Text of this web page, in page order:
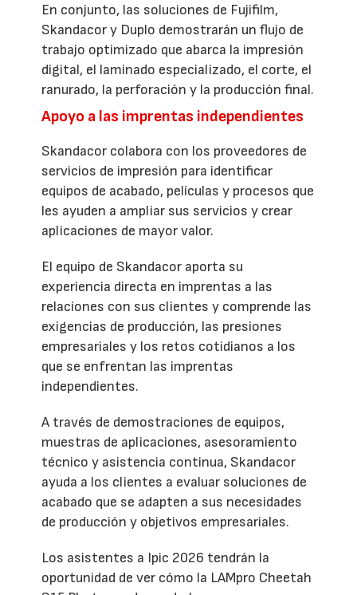
En conjunto, las soluciones de Fujifilm,
Skandacor y Duplo demostrarán un flujo de
trabajo optimizado que abarca la impresión
digital, el laminado especializado, el corte, el
ranurado, la perforación y la producción final.
Apoyo a las imprentas independientes
Skandacor colabora con los proveedores de
servicios de impresión para identificar
equipos de acabado, películas y procesos que
les ayuden a ampliar sus servicios y crear
aplicaciones de mayor valor.
El equipo de Skandacor aporta su
experiencia directa en imprentas a las
relaciones con sus clientes y comprende las
exigencias de producción, las presiones
empresariales y los retos cotidianos a los
que se enfrentan las imprentas
independientes.
A través de demostraciones de equipos,
muestras de aplicaciones, asesoramiento
técnico y asistencia continua, Skandacor
ayuda a los clientes a evaluar soluciones de
acabado que se adapten a sus necesidades
de producción y objetivos empresariales.
Los asistentes a Ipic 2026 tendrán la
oportunidad de ver cómo la LAMpro Cheetah